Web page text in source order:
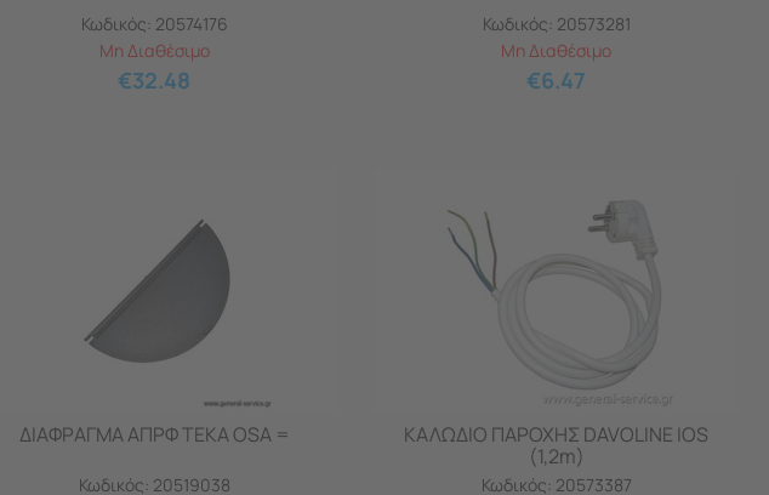
Κωδικός: 20574176
Μη Διαθέσιμο
€32.48
Κωδικός: 20573281
Μη Διαθέσιμο
€6.47
ΔΙΑΦΡΑΓΜΑ ΑΠΡΦ ΤΕΚΑ OSA =
Κωδικός: 20519038
ΚΑΛΩΔΙΟ ΠΑΡΟΧΗΣ DAVOLINE IOS
(1,2m)
Κωδικός: 20573387